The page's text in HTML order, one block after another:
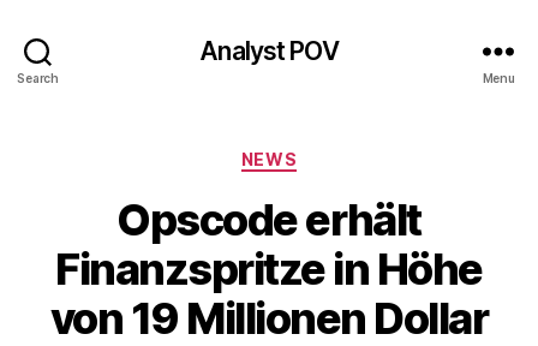
Search
Analyst POV
Menu
Categories
NEWS
Opscode erhält
Finanzspritze in Höhe
von 19 Millionen Dollar